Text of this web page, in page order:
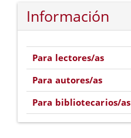
Información
Para lectores/as
Para autores/as
Para bibliotecarios/as